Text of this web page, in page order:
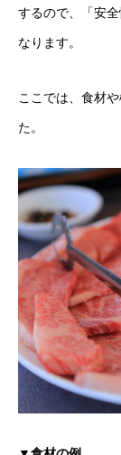
するので、「安
なります。
ここでは、食材
た。